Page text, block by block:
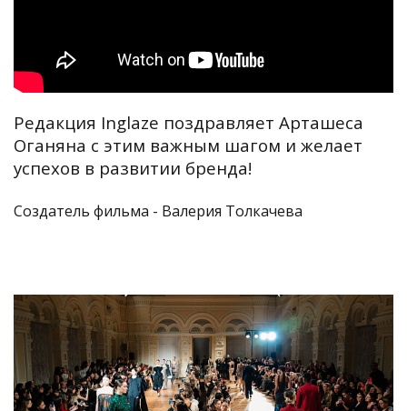
Редакция Inglaze поздравляет Арташеса
Оганяна с этим важным шагом и желает
успехов в развитии бренда!
Создатель фильма - Валерия Толкачева